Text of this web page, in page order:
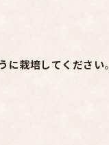
に栽培してください。